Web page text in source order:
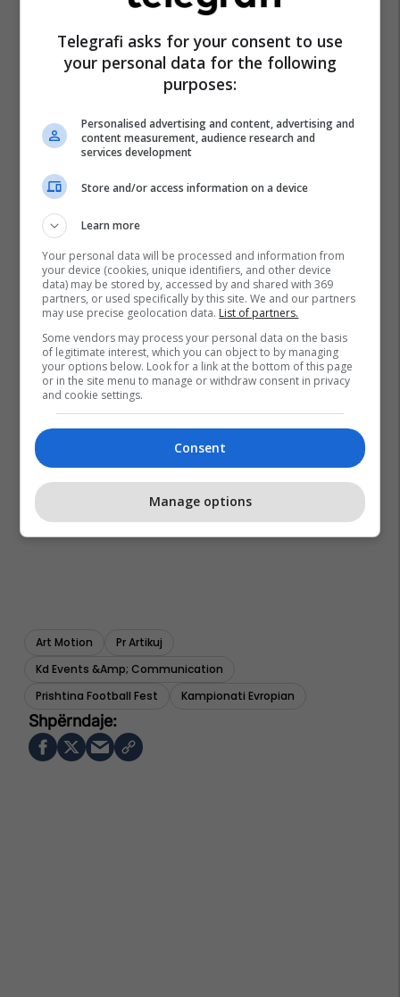
Art Motion
Pr Artikuj
Kd Events &amp; Communication
Prishtina Football Fest
Kampionati Evropian
Telegrafi asks for your consent to use
your personal data for the following
purposes:
Personalised advertising and content, advertising and
content measurement, audience research and
services development
Store and/or access information on a device
Learn more
Your personal data will be processed and information from
your device (cookies, unique identifiers, and other device
data) may be stored by, accessed by and shared with 369
partners, or used specifically by this site. We and our partners
may use precise geolocation data. List of partners.
Some vendors may process your personal data on the basis
of legitimate interest, which you can object to by managing
your options below. Look for a link at the bottom of this page
or in the site menu to manage or withdraw consent in privacy
and cookie settings.
Consent
Manage options